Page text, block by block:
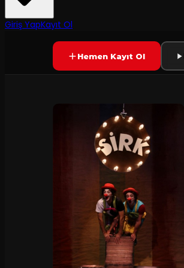
Giriş YapKayıt OlYAKINDA
Hemen Kayıt Ol